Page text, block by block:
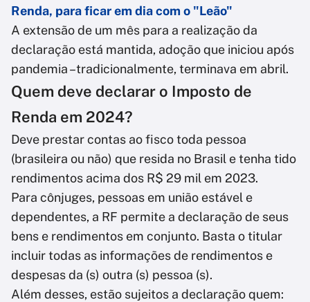
Renda, para ficar em dia com o "Leão"
A extensão de um mês para a realização da
declaração está mantida, adoção que iniciou após
pandemia –tradicionalmente, terminava em abril.
Quem deve declarar o Imposto de
Renda em 2024?
Deve prestar contas ao fisco toda pessoa
(brasileira ou não) que resida no Brasil e tenha tido
rendimentos acima dos R$ 29 mil em 2023.
Para cônjuges, pessoas em união estável e
dependentes, a RF permite a declaração de seus
bens e rendimentos em conjunto. Basta o titular
incluir todas as informações de rendimentos e
despesas da (s) outra (s) pessoa (s).
Além desses, estão sujeitos a declaração quem: